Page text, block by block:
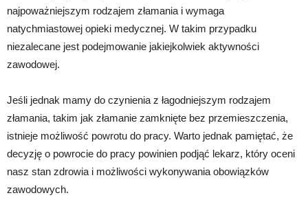
najpoważniejszym rodzajem złamania i wymaga
natychmiastowej opieki medycznej. W takim przypadku
niezalecane jest podejmowanie jakiejkolwiek aktywności
zawodowej.
Jeśli jednak mamy do czynienia z łagodniejszym rodzajem
złamania, takim jak złamanie zamknięte bez przemieszczenia,
istnieje możliwość powrotu do pracy. Warto jednak pamiętać, że
decyzję o powrocie do pracy powinien podjąć lekarz, który oceni
nasz stan zdrowia i możliwości wykonywania obowiązków
zawodowych.